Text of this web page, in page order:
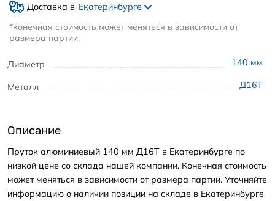
Диаметр 140 мм
Металл Д16Т
Доставка в Екатеринбурге
*конечная стоимость может меняться в зависимости от
размера партии.
Описание
Пруток алюминиевый 140 мм Д16Т в Екатеринбурге по
низкой цене со склада нашей компании. Конечная стоимость
может меняться в зависимости от размера партии. Уточняйте
информацию о наличии позиции на складе в Екатеринбурге